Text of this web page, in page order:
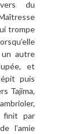
du
trompe
autre
et
puis
Tajima,
finit par
l’amie